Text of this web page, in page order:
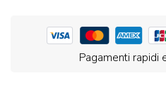
Pagamenti rapidi